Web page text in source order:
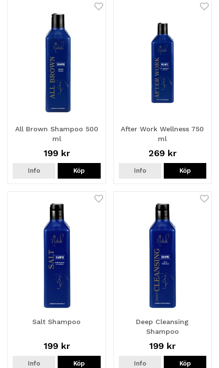
All Brown Shampoo 500
ml
199 kr
Info Köp
After Work Wellness 750
ml
269 kr
Info Köp
Salt Shampoo
199 kr
Info Köp
Deep Cleansing
Shampoo
199 kr
Info Köp